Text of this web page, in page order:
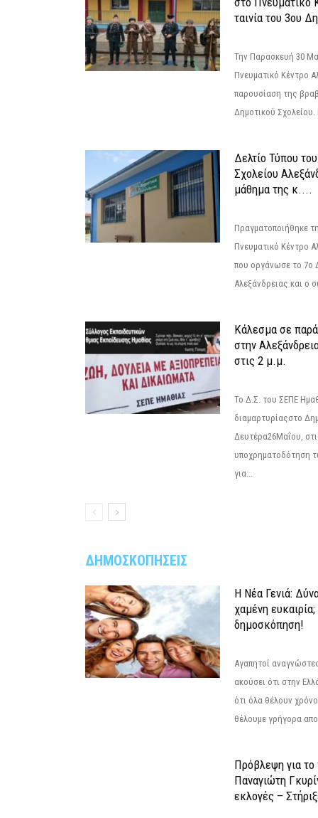
ταινία του 3ου
Την Παρασκευή 30
Πνευματικό Κέντρο
παρουσίαση της
Δημοτικού Σχολείου.
Δελτίο Τύπου
Σχολείου
μάθημα της κ....
Πραγματοποιήθηκε
Πνευματικό Κέντρο
που οργάνωσε το 7ο
Αλεξάνδρειας και ο
Κάλεσμα σε
στην
στις 2 μ.μ.
Το Δ.Σ. του ΣΕΠΕ
διαμαρτυρίαςστο
Δευτέρα26Μαΐου,
υποχρηματοδότηση
για...
ΔΗΜΟΣΚΟΠΗΣΕΙΣ
Η Νέα Γενιά:
χαμένη
δημοσκόπηση!
Αγαπητοί
ακούσει ότι στην
ότι όλα θέλουν
θέλουμε γρήγορα
Πρόβλεψη για
Παναγιώτη
εκλογές –